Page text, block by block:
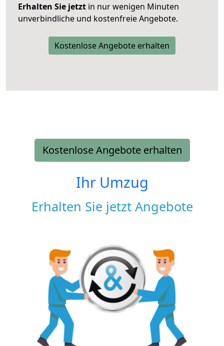
Erhalten Sie jetzt in nur wenigen Minuten
unverbindliche und kostenfreie Angebote.
Kostenlose Angebote erhalten
Kostenlose Angebote erhalten
Ihr Umzug
Erhalten Sie jetzt Angebote